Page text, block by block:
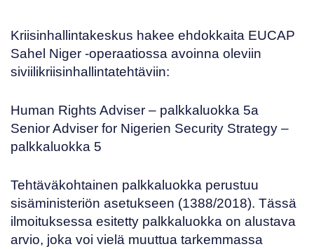
Kriisinhallintakeskus hakee ehdokkaita EUCAP
Sahel Niger -operaatiossa avoinna oleviin
siviilikriisinhallintatehtäviin:
Human Rights Adviser – palkkaluokka 5a
Senior Adviser for Nigerien Security Strategy –
palkkaluokka 5
Tehtäväkohtainen palkkaluokka perustuu
sisäministeriön asetukseen (1388/2018). Tässä
ilmoituksessa esitetty palkkaluokka on alustava
arvio, joka voi vielä muuttua tarkemmassa